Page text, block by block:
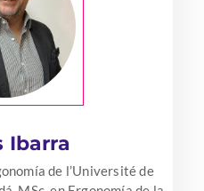
Ibarra
de l’Université de